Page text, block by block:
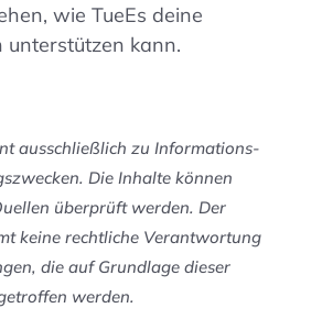
wie TueEs deine
unterstützen kann.
ausschließlich zu Informations-
Die Inhalte können
überprüft werden. Der
keine rechtliche Verantwortung
die auf Grundlage dieser
werden.